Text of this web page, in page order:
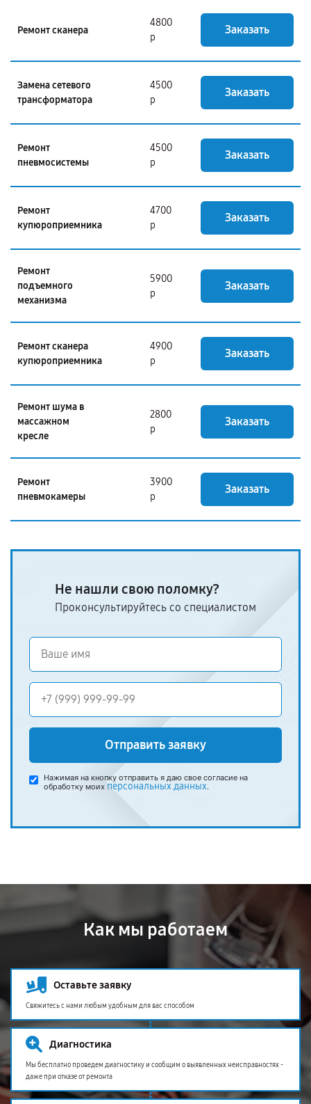
Ремонт сканера
4800
р
Заказать
Замена сетевого
трансформатора
4500
р
Заказать
Ремонт
пневмосистемы
4500
р
Заказать
Ремонт
купюроприемника
4700
р
Заказать
Ремонт
подъемного
механизма
5900
р
Заказать
Ремонт сканера
купюроприемника
4900
р
Заказать
Ремонт шума в
массажном
кресле
2800
р
Заказать
Ремонт
пневмокамеры
3900
р
Заказать
Не нашли свою поломку?
Проконсультируйтесь со специалистом
Отправить заявку
Нажимая на кнопку отправить я даю свое согласие на
обработку моих персональных данных.
Как мы работаем
Оставьте заявку
Свяжитесь с нами любым удобным для вас способом
Диагностика
Мы бесплатно проведем диагностику и сообщим о выявленных неисправностях -
даже при отказе от ремонта